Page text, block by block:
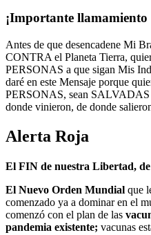
¡Importante llamamiento
Antes de que desencadene Mi
CONTRA el Planeta Tierra,
PERSONAS a que sigan Mis
daré en este Mensaje porque
PERSONAS, sean SALVADAS
donde vinieron, de donde
Alerta Roja
El FIN de nuestra Libertad,
El Nuevo Orden Mundial que
comenzado ya a dominar en el
comenzó con el plan de las
pandemia existente; vacunas